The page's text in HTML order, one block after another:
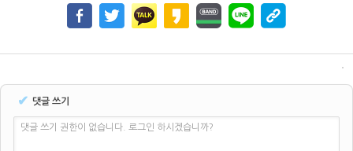
✔ 댓글 쓰기
댓글 쓰기 권한이 없습니다. 로그인 하시겠습니까?